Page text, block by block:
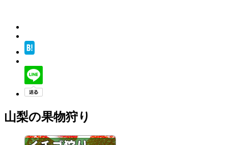
山梨の果物狩り